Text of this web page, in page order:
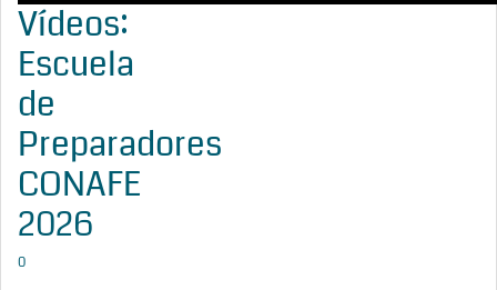
Vídeos:
Escuela
de
Preparadores
CONAFE
2026
0